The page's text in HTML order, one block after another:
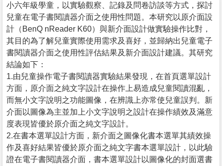
小六年級學童，以實驗觀察、記錄及問卷訪談等方式，探討
兒童在電子書閱讀器介面之使用性問題。本研究以原介面設
計（BenQ nReader K60）與新介面設計做實驗操作比對，
其目的為了解兒童實際使用需求及喜好，並歸納出兒童電子
書閱讀器介面之使用性評估結果及新介面設計建議。其研究
結論如下：
1.由兒童操作電子書閱讀器實驗結果發現，在首頁選單設計
方面，原介面之純文字設計在操作上易造成兒童閱讀混亂，
而無小文字說明之功能圖像，在辨識上亦常使兒童誤判。新
介面以圖像為主並加上小文字說明之設計在操作績效及滿意
度表現皆優於原介面之純文字設計。
2.在書本選單設計方面，新介面之圖像化書本選單其績效操
作及喜好結果皆優於原介面之純文字書本選單設計，以此驗
證在電子書閱讀器介面，書本選單設計以圖像化的封面選書